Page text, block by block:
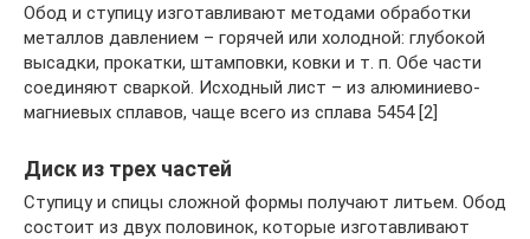
Обод и ступицу изготавливают методами обработки
металлов давлением – горячей или холодной: глубокой
высадки, прокатки, штамповки, ковки и т. п. Обе части
соединяют сваркой. Исходный лист – из алюминиево-
магниевых сплавов, чаще всего из сплава 5454 [2]
Диск из трех частей
Ступицу и спицы сложной формы получают литьем. Обод
состоит из двух половинок, которые изготавливают